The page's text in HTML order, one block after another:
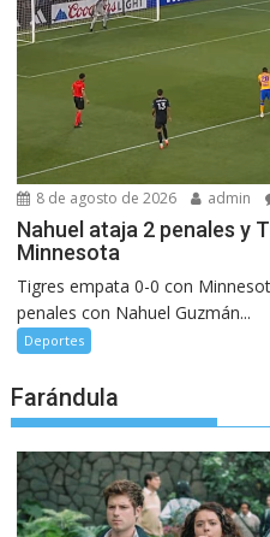
8 de agosto de 2026 admin
Nahuel ataja 2 penales y
Minnesota
Tigres empata 0-0 con
penales con Nahuel Guzmán...
Deportes
Farándula